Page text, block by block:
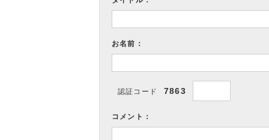
お名前：
認証コード 7863
コメント：